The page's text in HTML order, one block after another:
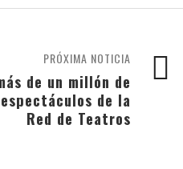
PRÓXIMA NOTICIA
de un millón de
de la
Red de Teatros